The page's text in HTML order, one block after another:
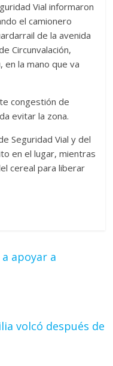
Vial informaron
el camionero
de la avenida
Circunvalación,
la mano que va
congestión de
evitar la zona.
Seguridad Vial y del
en el lugar, mientras
cereal para liberar
apoyar a
volcó después de